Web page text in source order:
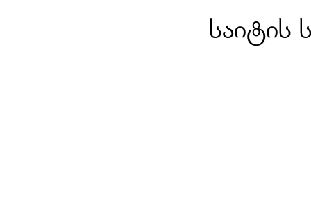
საიტის